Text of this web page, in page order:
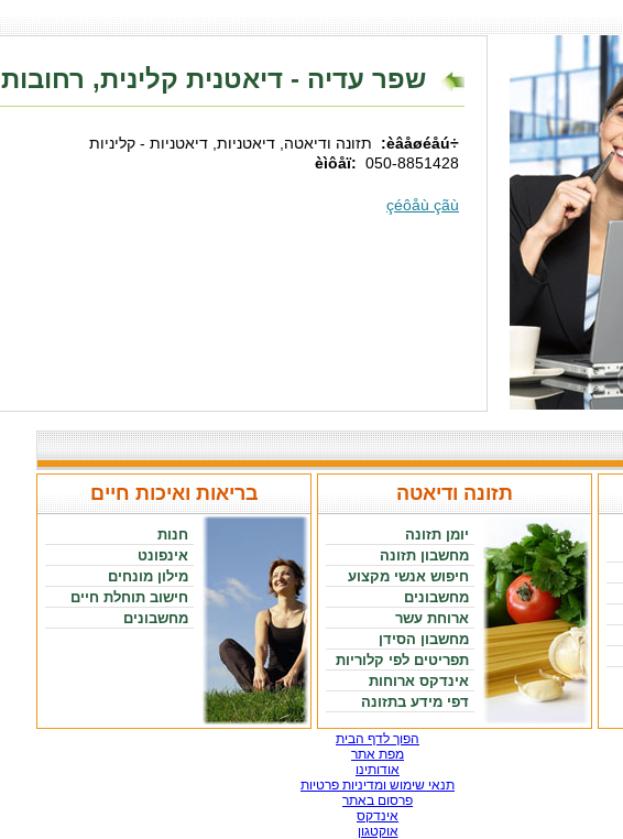
שפר עדיה - דיאטנית קלינית, רחובות
÷èâåøéåú:
תזונה ודיאטה, דיאטניות, דיאטניות - קליניות
èìôåï: 050-8851428
çéôåù çãù
תזונה ודיאטה
יומן תזונה
מחשבון תזונה
חיפוש אנשי מקצוע
מחשבונים
ארוחת עשר
מחשבון הסידן
תפריטים לפי קלוריות
אינדקס ארוחות
דפי מידע בתזונה
בריאות ואיכות חיים
חנות
אינפונט
מילון מונחים
חישוב תוחלת חיים
מחשבונים
הפוך לדף הבית
מפת אתר
אודותינו
תנאי שימוש ומדיניות פרטיות
פרסום באתר
אינדקס
אוקטגון